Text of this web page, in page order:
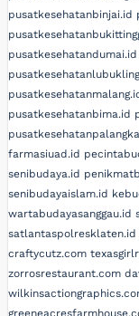
pusatkesehatanbinjai.id
pusatkesehatandumai.id
pusatkesehatanbima.id
farmasiuad.id
senibudaya.id
senibudayaislam.id
wartabudayasanggau.id
satlantaspolresklaten.id
craftycutz.com
zorrosrestaurant.com